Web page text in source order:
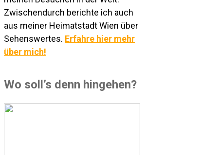
Zwischendurch berichte ich auch
aus meiner Heimatstadt Wien über
Sehenswertes. Erfahre hier mehr
über mich!
Wo soll’s denn hingehen?